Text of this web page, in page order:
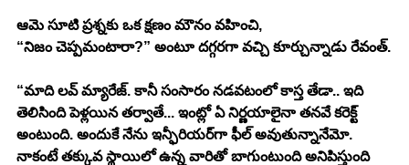
ఆమె సూటి ప్రశ్నకు ఒక క్షణం మౌనం వహించి,
“నిజం చెప్పమంటారా?” అంటూ దగ్గరగా వచ్చి కూర్చున్నాడు రేవంత్.
“మాది లవ్ మ్యారేజ్. కానీ సంసారం నడవటంలో కాస్త తేడా.. ఇది
తెలిసింది పెళ్లయిన తర్వాతే... ఇంట్లో ఏ నిర్ణయాలైనా తనవే కరెక్ట్
అంటుంది. అందుకే నేను ఇన్ఫీరియర్‌గా ఫీల్ అవుతున్నానేమో.
నాకంటే తక్కువ స్థాయిలో ఉన్న వారితో బాగుంటుంది అనిపిస్తుంది